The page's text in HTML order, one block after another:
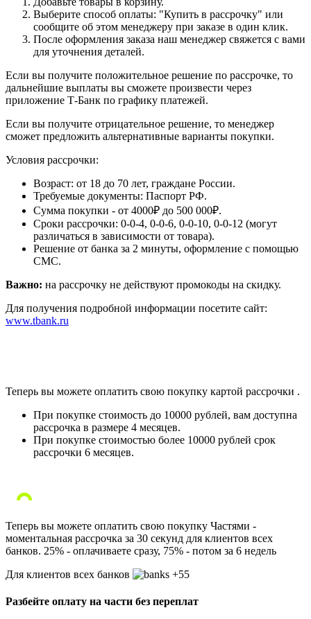
Выберите способ оплаты: "Купить в рассрочку" или
сообщите об этом менеджеру при заказе в один клик.
После оформления заказа наш менеджер свяжется с вами
для уточнения деталей.
Если вы получите положительное решение по рассрочке, то
дальнейшие выплаты вы сможете произвести через
приложение Т-Банк по графику платежей.
Если вы получите отрицательное решение, то менеджер
сможет предложить альтернативные варианты покупки.
Условия рассрочки:
Возраст: от 18 до 70 лет, граждане России.
Требуемые документы: Паспорт РФ.
Сумма покупки - от 4000₽ до 500 000₽.
Сроки рассрочки: 0-0-4, 0-0-6, 0-0-10, 0-0-12 (могут
различаться в зависимости от товара).
Решение от банка за 2 минуты, оформление с помощью
СМС.
Важно: на рассрочку не действуют промокоды на скидку.
Для получения подробной информации посетите сайт:
www.tbank.ru
Теперь вы можете оплатить свою покупку картой рассрочки .
При покупке стоимость до 10000 рублей, вам доступна
рассрочка в размере 4 месяцев.
При покупке стоимостью более 10000 рублей срок
рассрочки 6 месяцев.
Теперь вы можете оплатить свою покупку Частями -
моментальная рассрочка за 30 секунд для клиентов всех
банков. 25% - оплачиваете сразу, 75% - потом за 6 недель
Для клиентов всех банков
+55
Разбейте оплату на части без переплат